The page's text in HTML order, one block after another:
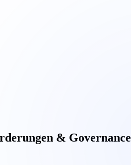
& Governance